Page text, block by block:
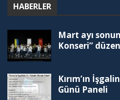
HABERLER
Mart ayı
Konseri”
Kırım’ın
Günü Paneli